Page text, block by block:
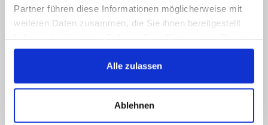
Partner führen diese Informationen möglicherweise mit
weiteren Daten zusammen, die Sie ihnen bereitgestellt
gesammelt haben.
Alle zulassen
Ablehnen
Call us, e-mail us, social us, you get an answer
info@rbs-handel.de